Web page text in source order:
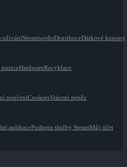
užíváníSteamworksDistribuceDárkové kupony
poziceHardwareRecyklace
poučeníCookiesVrácení peněz
aplikacePodpora služby SteamMůj účet